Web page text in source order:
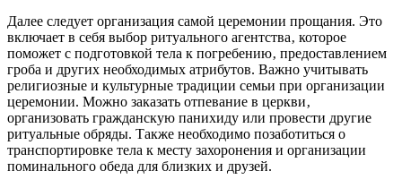
Далее следует организация самой церемонии прощания. Это
включает в себя выбор ритуального агентства‚ которое
поможет с подготовкой тела к погребению‚ предоставлением
гроба и других необходимых атрибутов. Важно учитывать
религиозные и культурные традиции семьи при организации
церемонии. Можно заказать отпевание в церкви‚
организовать гражданскую панихиду или провести другие
ритуальные обряды. Также необходимо позаботиться о
транспортировке тела к месту захоронения и организации
поминального обеда для близких и друзей.